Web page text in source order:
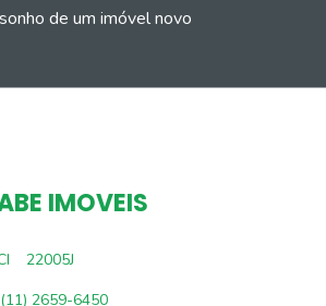
de um imóvel novo
IMOVEIS
22005J
(11) 2659-6450